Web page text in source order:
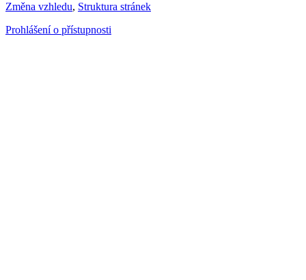
Změna vzhledu, Struktura stránek
Prohlášení o přístupnosti